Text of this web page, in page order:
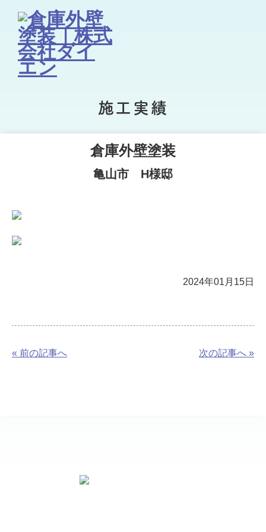
施工実績
倉庫外壁塗装
亀山市 H様邸
2024年01月15日
« 前の記事へ 次の記事へ »